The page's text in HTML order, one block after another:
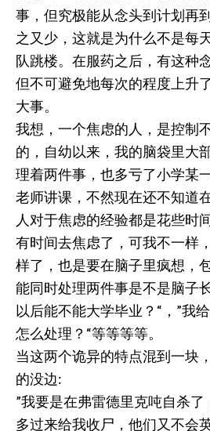
事，但究极能从念头到计划再
之又少，这就是为什么不是每
队跳楼。在服药之后，有这种
但不可避免地每次的程度上升
大事。
我想，一个焦虑的人，是控制
的，自幼以来，我的脑袋里大
理着两件事，也多亏了小学某
老师讲课，不然现在还不知道
人对于焦虑的经验都是花些时
有时间去焦虑了，可我不一样
样了，也是要在脑子里疯想，
能同时处理两件事是不是脑子
以后能不能大学毕业？“，”我
怎么处理？“等等等等。
当这两个诡异的特点混到一块
的没边:
”我要是在弗雷德里克吨自杀
多过来给我收尸，他们又不会